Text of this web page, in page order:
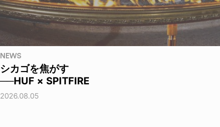
NEWS
シカゴを焦がす
──HUF × SPITFIRE
2026.08.05